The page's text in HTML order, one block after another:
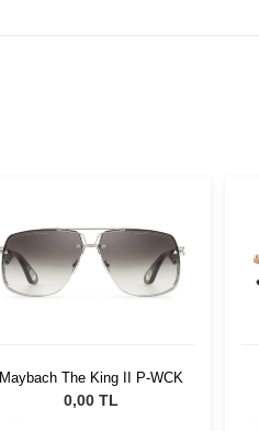
Maybach The King II P-WCK
0,00 TL